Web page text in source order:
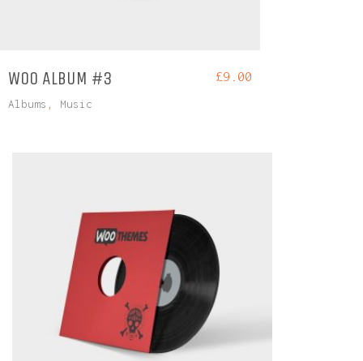
WOO ALBUM #3
Albums Music
£9.00